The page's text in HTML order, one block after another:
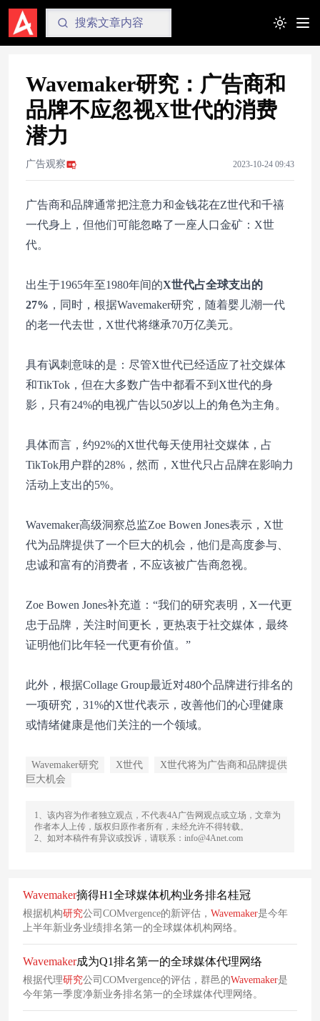
Toggle
Wavemaker研究：广告商和
品牌不应忽视X世代的消费
潜力
广告观察 2023-10-24 09:43
广告商和品牌通常把注意力和金钱花在Z世代和千禧
一代身上，但他们可能忽略了一座人口金矿：X世
代。
出生于1965年至1980年间的X世代占全球支出的
27% ，同时，根据Wavemaker研究，随着婴儿潮一代
的老一代去世，X世代将继承70万亿美元。
具有讽刺意味的是：尽管X世代已经适应了社交媒体
和TikTok，但在大多数广告中都看不到X世代的身
影，只有24%的电视广告以50岁以上的角色为主角。
具体而言，约92%的X世代每天使用社交媒体，占
TikTok用户群的28%，然而，X世代只占品牌在影响力
活动上支出的5%。
Wavemaker高级洞察总监Zoe Bowen Jones表示，X世
代为品牌提供了一个巨大的机会，他们是高度参与、
忠诚和富有的消费者，不应该被广告商忽视。
Zoe Bowen Jones补充道：“我们的研究表明，X一代更
忠于品牌，关注时间更长，更热衷于社交媒体，最终
证明他们比年轻一代更有价值。”
此外，根据Collage Group最近对480个品牌进行排名的
一项研究，31%的X世代表示，改善他们的心理健康
或情绪健康是他们关注的一个领域。
Wavemaker研究 X世代
X世代将为广告商和品牌提供
巨大机会
1、该内容为作者独立观点，不代表4A广告网观点或立场，文章为
作者本人上传，版权归原作者所有，未经允许不得转载。
2、如对本稿件有异议或投诉，请联系：info@4Anet.com
Wavemaker摘得H1全球媒体机构业务排名桂冠
根据机构研究公司COMvergence的新评估， Wavemaker是今年
上半年新业务业绩排名第一的全球媒体机构网络。
Wavemaker成为Q1排名第一的全球媒体代理网络
根据代理研究公司COMvergence的评估，群邑的Wavemaker是
今年第一季度净新业务排名第一的全球媒体代理网络。